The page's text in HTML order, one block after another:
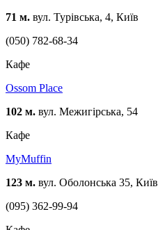
71 м. вул. Турівська, 4, Київ
(050) 782-68-34
Кафе
Ossom Place
102 м. вул. Межигірська, 54
Кафе
MyMuffin
123 м. вул. Оболонська 35, Київ
(095) 362-99-94